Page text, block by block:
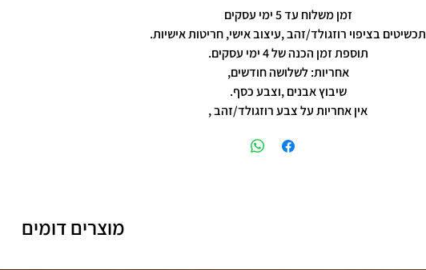
זמן משלוח עד 5 ימי עסקים
תכשיטים בציפוי רוזגולד/זהב ,עיצוב אישי, חריטות אישיות.
תוספת זמן הכנה של 4 ימי עסקים.
אחריות: לשלושה חודשים,
שיבוץ אבנים ,וצבע כסף.
אין אחריות על צבע רוזגולד/זהב ,
מוצרים דומים